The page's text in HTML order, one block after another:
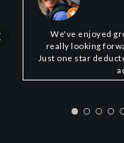
We've enjoyed
really looking
Just one star